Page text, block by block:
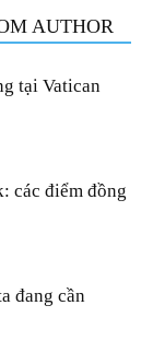
AUTHOR
tại Vatican
các điểm đồng
đang cần